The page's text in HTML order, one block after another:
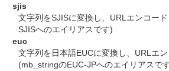
sjis
文字列をSJISに変換し、URLエンコー
SJISへのエイリアスです)
euc
文字列を日本語EUCに変換し、URLエン
(mb_stringのEUC-JPへのエイリアスで